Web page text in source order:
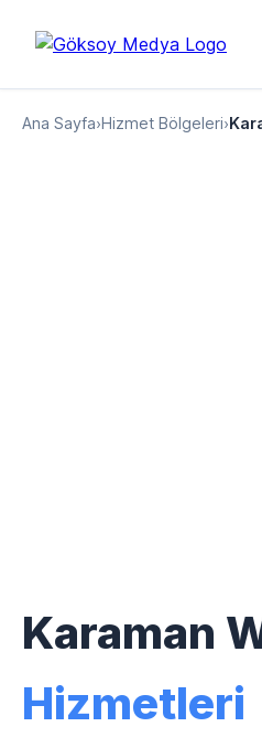
Ana Sayfa›Hizmet Bölgeleri›
Karaman
Hizmetleri